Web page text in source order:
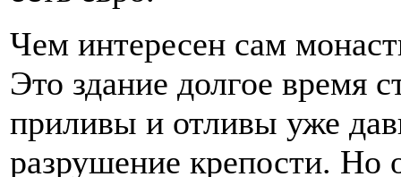
Чем интересен сам
Это здание долгое время
приливы и отливы уже
разрушение крепости. Но